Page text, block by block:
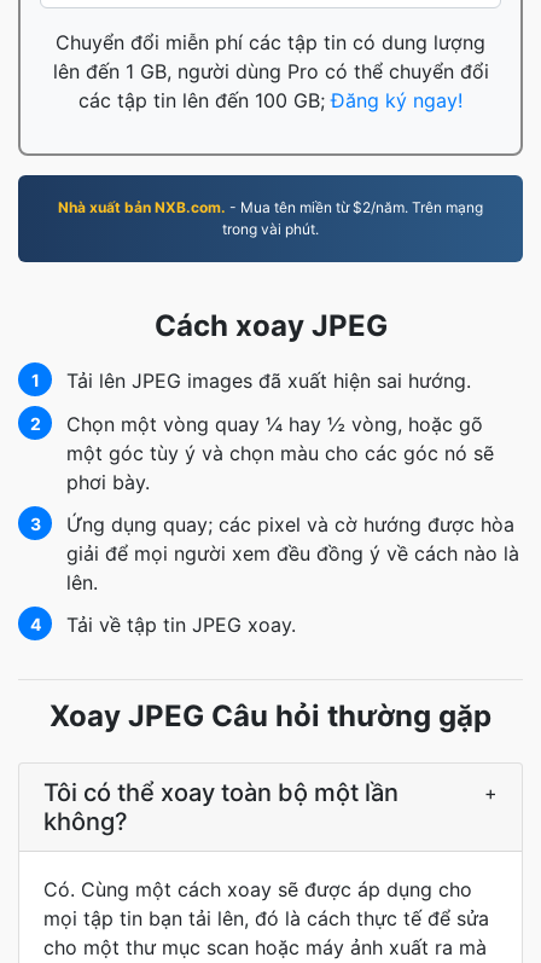
Chuyển đổi miễn phí các tập tin có dung lượng
lên đến 1 GB, người dùng Pro có thể chuyển đổi
các tập tin lên đến 100 GB;Đăng ký ngay!
Nhà xuất bản NXB.com. - Mua tên miền từ $2/năm. Trên mạng
trong vài phút.
Cách xoay JPEG
1 Tải lên JPEG images đã xuất hiện sai hướng.
2
Chọn một vòng quay ¼ hay ½ vòng, hoặc gõ
một góc tùy ý và chọn màu cho các góc nó sẽ
phơi bày.
3
Ứng dụng quay; các pixel và cờ hướng được hòa
giải để mọi người xem đều đồng ý về cách nào là
lên.
4 Tải về tập tin JPEG xoay.
Xoay JPEG Câu hỏi thường gặp
Tôi có thể xoay toàn bộ một lần
không?
+
Có. Cùng một cách xoay sẽ được áp dụng cho
mọi tập tin bạn tải lên, đó là cách thực tế để sửa
cho một thư mục scan hoặc máy ảnh xuất ra mà